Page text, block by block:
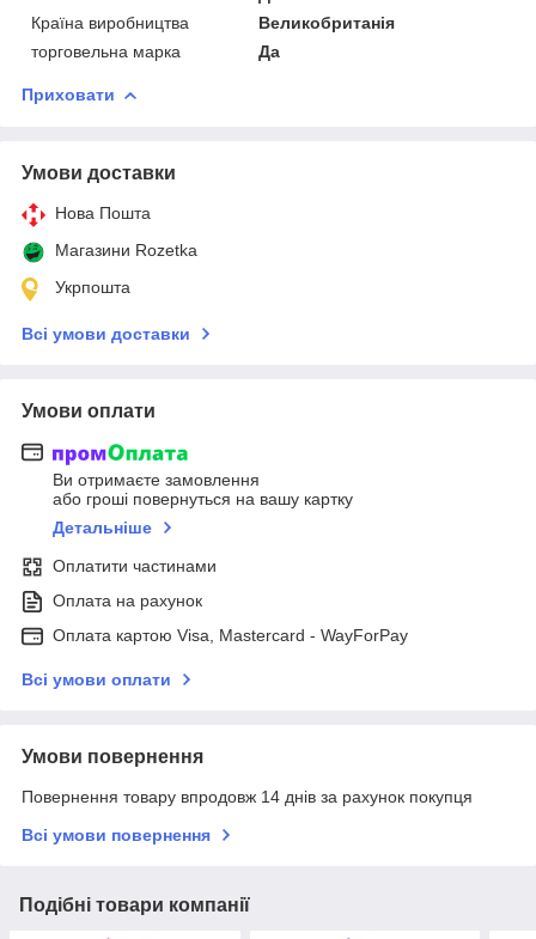
Країна виробництва
Великобританія
торговельна марка
Да
Приховати
Умови доставки
Нова Пошта
Магазини Rozetka
Укрпошта
Всі умови доставки
Умови оплати
Ви отримаєте замовлення
або гроші повернуться на вашу картку
Детальніше
Оплатити частинами
Оплата на рахунок
Оплата картою Visa, Mastercard - WayForPay
Всі умови оплати
Умови повернення
Повернення товару впродовж 14 днів за рахунок покупця
Всі умови повернення
Подібні товари компанії